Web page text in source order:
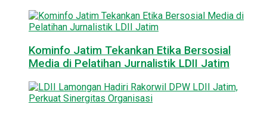
Kominfo Jatim Tekankan Etika Bersosial
Media di Pelatihan Jurnalistik LDII Jatim